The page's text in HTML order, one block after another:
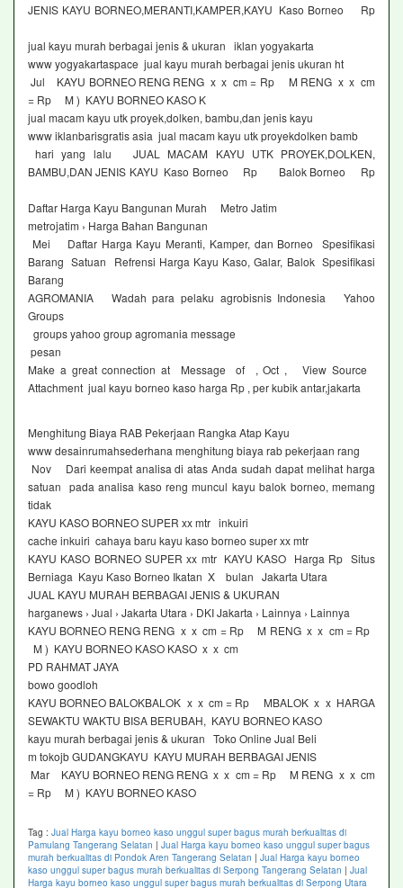
JENIS KAYU BORNEO,MERANTI,KAMPER,KAYU Kaso Borneo Rp
jual kayu murah berbagai jenis & ukuran iklan yogyakarta
www yogyakartaspace jual kayu murah berbagai jenis ukuran ht
Jul KAYU BORNEO RENG RENG x x cm = Rp M RENG x x cm
= Rp M ) KAYU BORNEO KASO K
jual macam kayu utk proyek,dolken, bambu,dan jenis kayu
www iklanbarisgratis asia jual macam kayu utk proyekdolken bamb
hari yang lalu JUAL MACAM KAYU UTK PROYEK,DOLKEN,
BAMBU,DAN JENIS KAYU Kaso Borneo Rp Balok Borneo Rp
Daftar Harga Kayu Bangunan Murah Metro Jatim
metrojatim › Harga Bahan Bangunan
Mei Daftar Harga Kayu Meranti, Kamper, dan Borneo Spesifikasi
Barang Satuan Refrensi Harga Kayu Kaso, Galar, Balok Spesifikasi
Barang
AGROMANIA Wadah para pelaku agrobisnis Indonesia Yahoo
Groups
groups yahoo group agromania message
pesan
Make a great connection at Message of , Oct , View Source
Attachment jual kayu borneo kaso harga Rp , per kubik antar,jakarta
Menghitung Biaya RAB Pekerjaan Rangka Atap Kayu
www desainrumahsederhana menghitung biaya rab pekerjaan rang
Nov Dari keempat analisa di atas Anda sudah dapat melihat harga
satuan pada analisa kaso reng muncul kayu balok borneo, memang
tidak
KAYU KASO BORNEO SUPER xx mtr inkuiri
cache inkuiri cahaya baru kayu kaso borneo super xx mtr
KAYU KASO BORNEO SUPER xx mtr KAYU KASO Harga Rp Situs
Berniaga Kayu Kaso Borneo Ikatan X bulan Jakarta Utara
JUAL KAYU MURAH BERBAGAI JENIS & UKURAN
harganews › Jual › Jakarta Utara › DKI Jakarta › Lainnya › Lainnya
KAYU BORNEO RENG RENG x x cm = Rp M RENG x x cm = Rp
M ) KAYU BORNEO KASO KASO x x cm
PD RAHMAT JAYA
bowo goodloh
KAYU BORNEO BALOKBALOK x x cm = Rp MBALOK x x HARGA
SEWAKTU WAKTU BISA BERUBAH, KAYU BORNEO KASO
kayu murah berbagai jenis & ukuran Toko Online Jual Beli
m tokojb GUDANGKAYU KAYU MURAH BERBAGAI JENIS
Mar KAYU BORNEO RENG RENG x x cm = Rp M RENG x x cm
= Rp M ) KAYU BORNEO KASO
Tag : Jual Harga kayu borneo kaso unggul super bagus murah berkualitas di
Pamulang Tangerang Selatan | Jual Harga kayu borneo kaso unggul super bagus
murah berkualitas di Pondok Aren Tangerang Selatan | Jual Harga kayu borneo
kaso unggul super bagus murah berkualitas di Serpong Tangerang Selatan | Jual
Harga kayu borneo kaso unggul super bagus murah berkualitas di Serpong Utara